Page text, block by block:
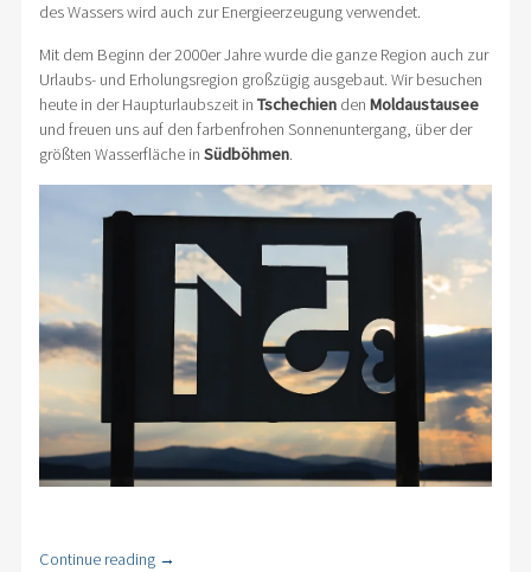
des Wassers wird auch zur Energieerzeugung verwendet.
Mit dem Beginn der 2000er Jahre wurde die ganze Region auch zur
Urlaubs- und Erholungsregion großzügig ausgebaut. Wir besuchen
heute in der Haupturlaubszeit in Tschechienden Moldaustausee
und freuen uns auf den farbenfrohen Sonnenuntergang, über der
größten Wasserfläche in Südböhmen.
Continue reading →